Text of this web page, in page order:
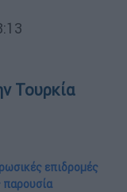
Τουρκία
επιδρομές
παρουσία